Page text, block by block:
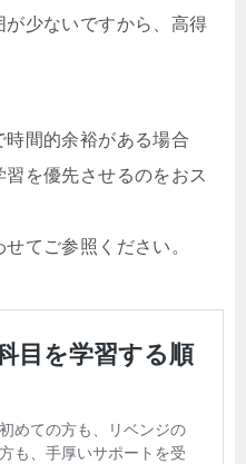
少ないですから、高得
間的余裕がある場合
を優先させるのをおス
てご参照ください。